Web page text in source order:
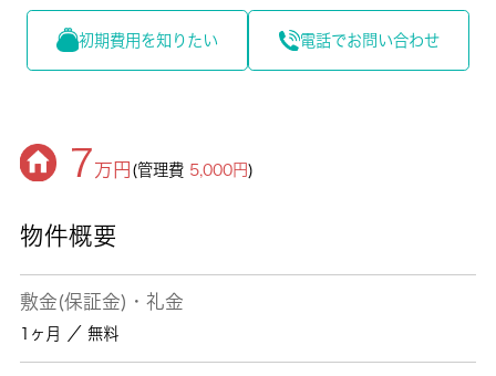
初期費用を知りたい 電話でお問い合わせ
7万円 (管理費 5,000円)
物件概要
敷金(保証金)・礼金
1ヶ月 ／ 無料